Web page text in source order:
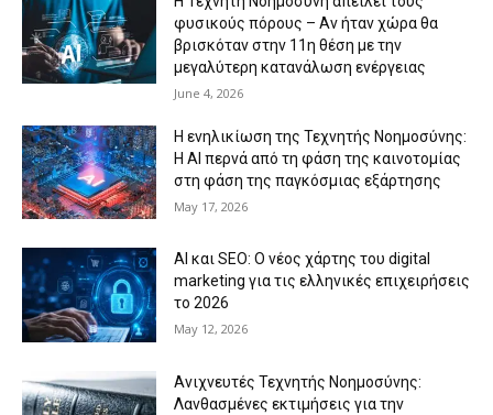
φυσικούς πόρους – Αν ήταν χώρα θα
βρισκόταν στην 11η θέση με την
μεγαλύτερη κατανάλωση ενέργειας
June 4, 2026
Η ενηλικίωση της Τεχνητής Νοημοσύνης:
Η AI περνά από τη φάση της καινοτομίας
στη φάση της παγκόσμιας εξάρτησης
May 17, 2026
AI και SEO: Ο νέος χάρτης του digital
marketing για τις ελληνικές επιχειρήσεις
το 2026
May 12, 2026
Ανιχνευτές Τεχνητής Νοημοσύνης:
Λανθασμένες εκτιμήσεις για την